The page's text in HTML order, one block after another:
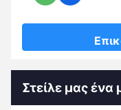
Στείλε μας ένα